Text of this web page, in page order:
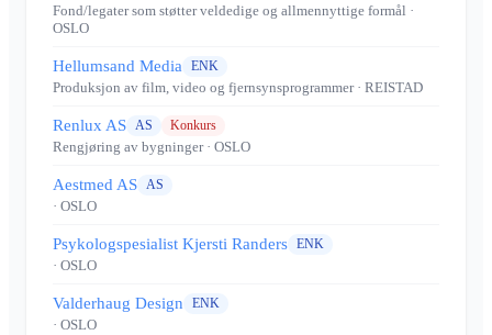
Fond/legater som støtter veldedige og allmennyttige formål ·
OSLO
Hellumsand Media ENK
Produksjon av film, video og fjernsynsprogrammer· REISTAD
Renlux AS AS Konkurs
Rengjøring av bygninger· OSLO
Aestmed AS AS
· OSLO
Psykologspesialist Kjersti Randers ENK
· OSLO
Valderhaug Design ENK
· OSLO